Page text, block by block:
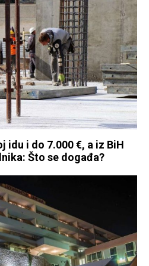
idu i do 7.000 €, a iz BiH
Što se događa?